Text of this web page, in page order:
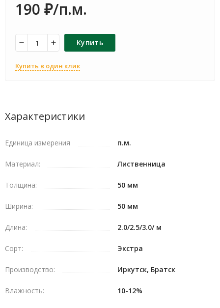
190 ₽/п.м.
Купить
Купить в один клик
Характеристики
Единица измерения п.м.
Материал: Лиственница
Толщина: 50 мм
Ширина: 50 мм
Длина: 2.0/2.5/3.0/ м
Сорт: Экстра
Производство: Иркутск, Братск
Влажность: 10-12%